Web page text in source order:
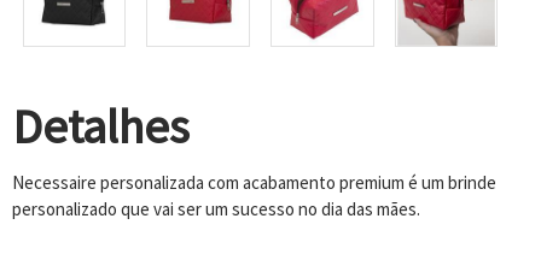
Detalhes
Necessaire personalizada com acabamento premium é um brinde
personalizado que vai ser um sucesso no dia das mães.